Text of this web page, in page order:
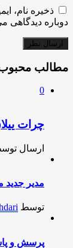
ذخیره نام،
دوباره دیدگاهی
مطالب
0
چرات
ارسال
مدیر جدید
توسط
پرسش و